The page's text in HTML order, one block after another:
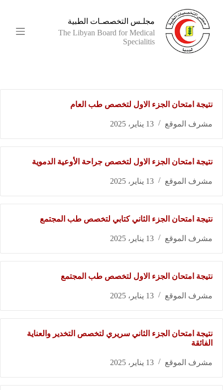
مجلـس التخصصـات الطبية
The Libyan Board for Medical
Specialitis
نتيجة امتحان الجزء الاول لتخصص طب العام
مشرف الموقع 13 يناير، 2025
نتيجة امتحان الجزء الاول لتخصص جراحة الأوعية الدموية
مشرف الموقع 13 يناير، 2025
نتيجة امتحان الجزء الثاني كتابي لتخصص طب المجتمع
مشرف الموقع 13 يناير، 2025
نتيجة امتحان الجزء الاول لتخصص طب المجتمع
مشرف الموقع 13 يناير، 2025
نتيجة امتحان الجزء الثاني سريري لتخصص التخدير والعناية
الفائقة
مشرف الموقع 13 يناير، 2025